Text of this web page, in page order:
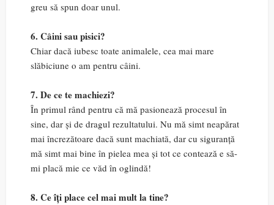
greu să spun doar unul.
6. Câini sau pisici?
Chiar dacă iubesc toate animalele, cea mai mare
slăbiciune o am pentru câini.
7. De ce te machiezi?
În primul rând pentru că mă pasionează procesul în
sine, dar și de dragul rezultatului. Nu mă simt neapărat
mai încrezătoare dacă sunt machiată, dar cu siguranță
mă simt mai bine în pielea mea și tot ce contează e să-
mi placă mie ce văd în oglindă!
8. Ce îți place cel mai mult la tine?